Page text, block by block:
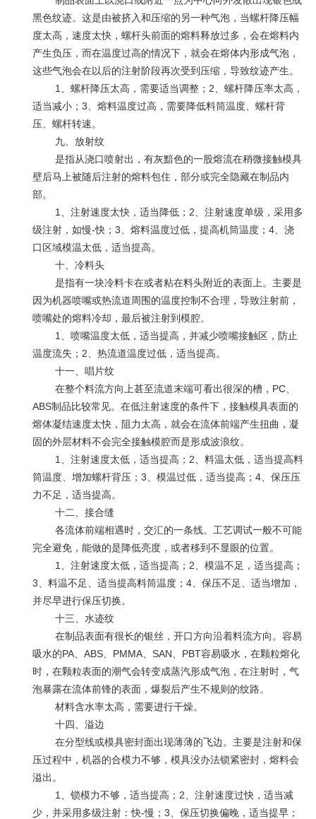
黑色纹迹。这是由被挤入和压缩的另一种气泡，当螺杆降压幅
度太高，速度太快，螺杆头前面的熔料释放过多，会在熔料内
产生负压，而在温度过高的情况下，就会在熔体内形成气泡，
这些气泡会在以后的注射阶段再次受到压缩，导致纹迹产生。
1、螺杆降压太高，需要适当调整； 2 、螺杆降压率太高，
适当减小； 3 、熔料温度过高，需要降低料筒温度、螺杆背
压、螺杆转速。
九、放射纹
是指从浇口喷射出，有灰黯色的一股熔流在稍微接触模具
壁后马上被随后注射的熔料包住，部分或完全隐藏在制品内
部。
1、注射速度太快，适当降低； 2 、注射速度单级，采用多
级注射，如慢-快； 3 、熔料温度过低，提高机筒温度； 4、浇
口区域模温太低，适当提高。
十、冷料头
是指有一块冷料卡在或者粘在料头附近的表面上。主要是
因为机器喷嘴或热流道周围的温度控制不合理，导致注射前，
喷嘴处的熔料冷却，最后被注射到模腔。
1、喷嘴温度太低，适当提高，并减少喷嘴接触区，防止
温度流失； 2 、热流道温度过低，适当提高。
十一、唱片纹
在整个料流方向上甚至流道末端可看出很深的槽， PC、
ABS制品比较常见。在低注射速度的条件下，接触模具表面的
熔体凝结速度太快，阻力太高，就会在流体前端产生扭曲，凝
固的外层材料不会完全接触模腔而是形成波浪纹。
1、注射速度太低，适当提高； 2 、料温太低，适当提高料
筒温度、增加螺杆背压； 3 、模温过低，适当提高； 4、保压压
力不足，适当提高。
十二、接合缝
各流体前端相遇时，交汇的一条线。工艺调试一般不可能
完全避免，能做的是降低亮度，或者移到不显眼的位置。
1、注射速度太低，适当提高； 2 、模温不足，适当提高；
3 、料温不足、适当提高料筒温度； 4、保压不足、适当增加，
并尽早进行保压切换。
十三、水迹纹
在制品表面有很长的银丝，开口方向沿着料流方向。容易
吸水的PA、 ABS、 PMMA、 SAN PBT容易吸水，在颗粒熔化
时，在颗粒表面的潮气会转变成蒸汽形成气泡，在注射时，气
泡暴露在流体前锋的表面，爆裂后产生不规则的纹路。
材料含水率太高，需要进行干燥。
十四、溢边
在分型线或模具密封面出现薄薄的飞边。主要是注射和保
压过程中，机器的合模力不够，模具没办法锁紧密封，熔料会
溢出。
1、锁模力不够，适当提高； 2 、注射速度过快，适当减
少，并采用多级注射：快-慢； 3 、保压切换偏晚，适当提早；